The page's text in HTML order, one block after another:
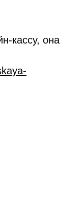
кассу, она